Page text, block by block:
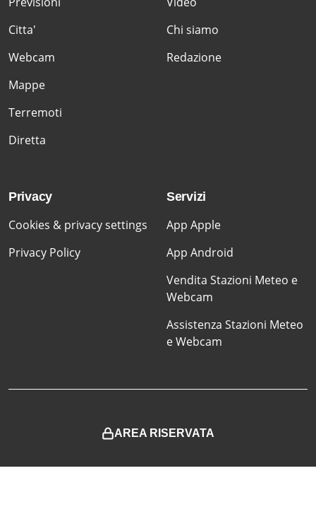
Citta'
Webcam
Mappe
Terremoti
Diretta
Chi siamo
Redazione
Privacy
Cookies & privacy settings
Privacy Policy
Servizi
App Apple
App Android
Vendita Stazioni Meteo e
Webcam
Assistenza Stazioni Meteo
e Webcam
AREA RISERVATA